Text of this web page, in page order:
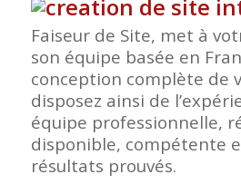
Faiseur de Site, met à
son équipe basée en
conception complète de
disposez ainsi de
équipe professionnelle,
disponible, compétente
résultats prouvés.